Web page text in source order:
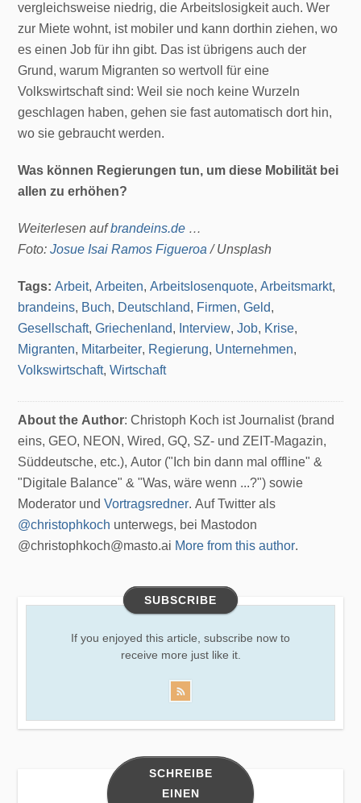
vergleichsweise niedrig, die Arbeitslosigkeit auch. Wer
zur Miete wohnt, ist mobiler und kann dorthin ziehen, wo
es einen Job für ihn gibt. Das ist übrigens auch der
Grund, warum Migranten so wertvoll für eine
Volkswirtschaft sind: Weil sie noch keine Wurzeln
geschlagen haben, gehen sie fast automatisch dort hin,
wo sie gebraucht werden.
Was können Regierungen tun, um diese Mobilität bei
allen zu erhöhen?
Weiterlesen aufbrandeins.de …
Foto:Josue Isai Ramos Figueroa / Unsplash
Tags:Arbeit,Arbeiten,Arbeitslosenquote,Arbeitsmarkt,
brandeins, Buch, Deutschland, Firmen,Geld,
Gesellschaft,Griechenland, Interview,Job, Krise,
Migranten, Mitarbeiter, Regierung, Unternehmen,
Volkswirtschaft,Wirtschaft
About the Author: Christoph Koch ist Journalist (brand
eins, GEO, NEON, Wired, GQ, SZ- und ZEIT-Magazin,
Süddeutsche, etc.), Autor ("Ich bin dann mal offline" &
"Digitale Balance" & "Was, wäre wenn ...?") sowie
Moderator undVortragsredner. Auf Twitter als
@christophkoch unterwegs, bei Mastodon
@christophkoch@masto.ai More from this author.
SUBSCRIBE
If you enjoyed this article, subscribe now to
receive more just like it.
SCHREIBE
EINEN